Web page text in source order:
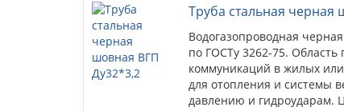
Труба стальная
Водогазопроводная
по ГОСТу 3262-75.
коммуникаций в жилых
для отопления и системы
давлению и гидроударам.